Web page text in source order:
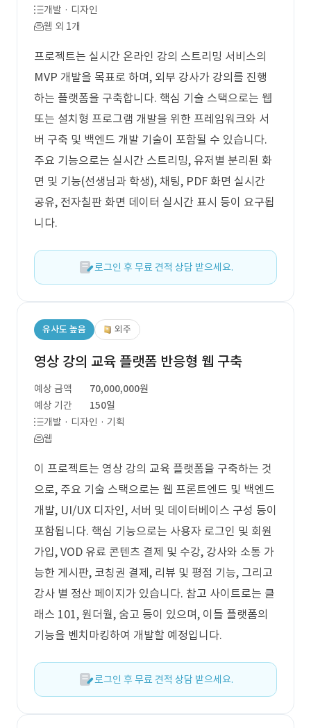
개발 · 디자인
웹 외 1개
프로젝트는 실시간 온라인 강의 스트리밍 서비스의
MVP 개발을 목표로 하며, 외부 강사가 강의를 진행
하는 플랫폼을 구축합니다. 핵심 기술 스택으로는 웹
또는 설치형 프로그램 개발을 위한 프레임워크와 서
버 구축 및 백엔드 개발 기술이 포함될 수 있습니다.
주요 기능으로는 실시간 스트리밍, 유저별 분리된 화
면 및 기능(선생님과 학생), 채팅, PDF 화면 실시간
공유, 전자칠판 화면 데이터 실시간 표시 등이 요구됩
니다.
로그인 후 무료 견적 상담 받으세요.
유사도 높음 외주
영상 강의 교육 플랫폼 반응형 웹 구축
예상 금액
70,000,000원
예상 기간
150일
개발 · 디자인 · 기획
웹
이 프로젝트는 영상 강의 교육 플랫폼을 구축하는 것
으로, 주요 기술 스택으로는 웹 프론트엔드 및 백엔드
개발, UI/UX 디자인, 서버 및 데이터베이스 구성 등이
포함됩니다. 핵심 기능으로는 사용자 로그인 및 회원
가입, VOD 유료 콘텐츠 결제 및 수강, 강사와 소통 가
능한 게시판, 코칭권 결제, 리뷰 및 평점 기능, 그리고
강사 별 정산 페이지가 있습니다. 참고 사이트로는 클
래스 101, 원더월, 숨고 등이 있으며, 이들 플랫폼의
기능을 벤치마킹하여 개발할 예정입니다.
로그인 후 무료 견적 상담 받으세요.